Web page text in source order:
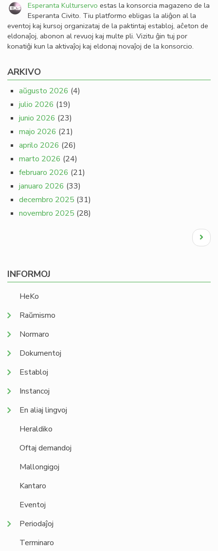
Esperanta Kulturservo estas la konsorcia magazeno de la
Esperanta Civito. Tiu platformo ebligas la aliĝon al la
eventoj kaj kursoj organizataj de la paktintaj establoj, aĉeton de
eldonaĵoj, abonon al revuoj kaj multe pli. Vizitu ĝin tuj por
konatiĝi kun la aktivaĵoj kaj eldonaj novaĵoj de la konsorcio.
ARKIVO
aŭgusto 2026 (4)
julio 2026 (19)
junio 2026 (23)
majo 2026 (21)
aprilo 2026 (26)
marto 2026 (24)
februaro 2026 (21)
januaro 2026 (33)
decembro 2025 (31)
novembro 2025 (28)
Next
page
INFORMOJ
HeKo
Raŭmismo
Normaro
Dokumentoj
Establoj
Instancoj
En aliaj lingvoj
Heraldiko
Oftaj demandoj
Mallongigoj
Kantaro
Eventoj
Periodaĵoj
Terminaro